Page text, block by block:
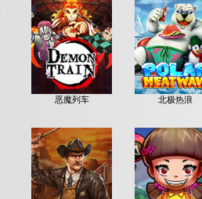
恶魔列车 北极热浪